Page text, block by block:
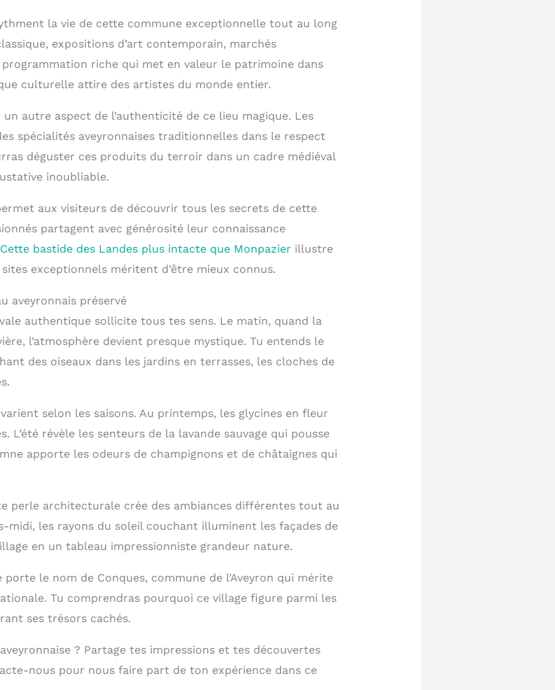
la vie de cette commune exceptionnelle tout au long
expositions d’art contemporain, marchés
riche qui met en valeur le patrimoine dans
culturelle attire des artistes du monde entier.
autre aspect de l’authenticité de ce lieu magique. Les
spécialités aveyronnaises traditionnelles dans le respect
déguster ces produits du terroir dans un cadre médiéval
inoubliable.
aux visiteurs de découvrir tous les secrets de cette
partagent avec générosité leur connaissance
Cette bastide des Landes plus intacte que Monpazier illustre
exceptionnels méritent d’être mieux connus.
aveyronnais préservé
authentique sollicite tous tes sens. Le matin, quand la
l’atmosphère devient presque mystique. Tu entends le
des oiseaux dans les jardins en terrasses, les cloches de
selon les saisons. Au printemps, les glycines en fleur
L’été révèle les senteurs de la lavande sauvage qui pousse
apporte les odeurs de champignons et de châtaignes qui
perle architecturale crée des ambiances différentes tout au
midi, les rayons du soleil couchant illuminent les façades de
en un tableau impressionniste grandeur nature.
le nom de Conques, commune de l’Aveyron qui mérite
Tu comprendras pourquoi ce village figure parmi les
ses trésors cachés.
? Partage tes impressions et tes découvertes
nous pour nous faire part de ton expérience dans ce